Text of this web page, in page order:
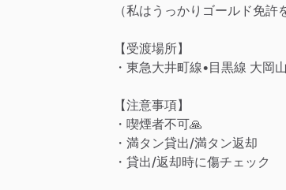
（私はうっかりゴールド免
【受渡場所】
・東急大井町線•目黒線 大岡
【注意事項】
・喫煙者不可🙏
・満タン貸出​/​満タン返却
・貸出​/​返却時に傷チェック